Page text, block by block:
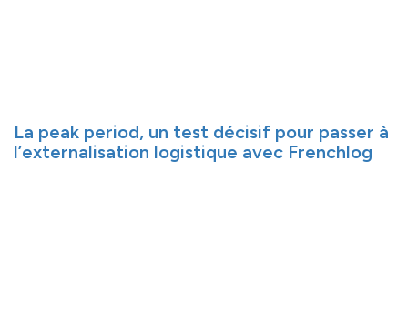
La peak period, un test décisif pour passer à
l’externalisation logistique avec Frenchlog